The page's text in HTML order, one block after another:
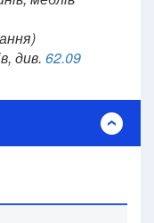
див. 62.09